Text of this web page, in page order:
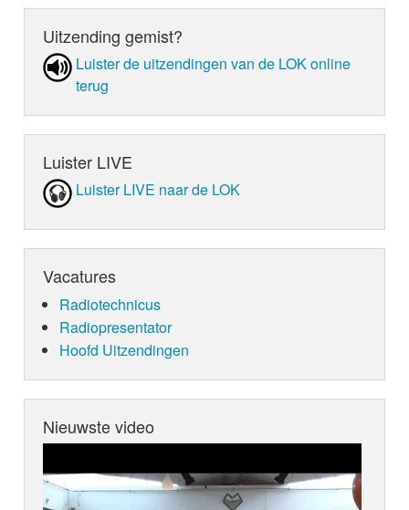
Uitzending gemist?
Luister de uit­zen­din­gen van de LOK online
terug
Luister LIVE
Luister LIVE naar de LOK
Vacatures
Radiotechnicus
Radiopresentator
Hoofd Uitzendingen
Nieuwste video